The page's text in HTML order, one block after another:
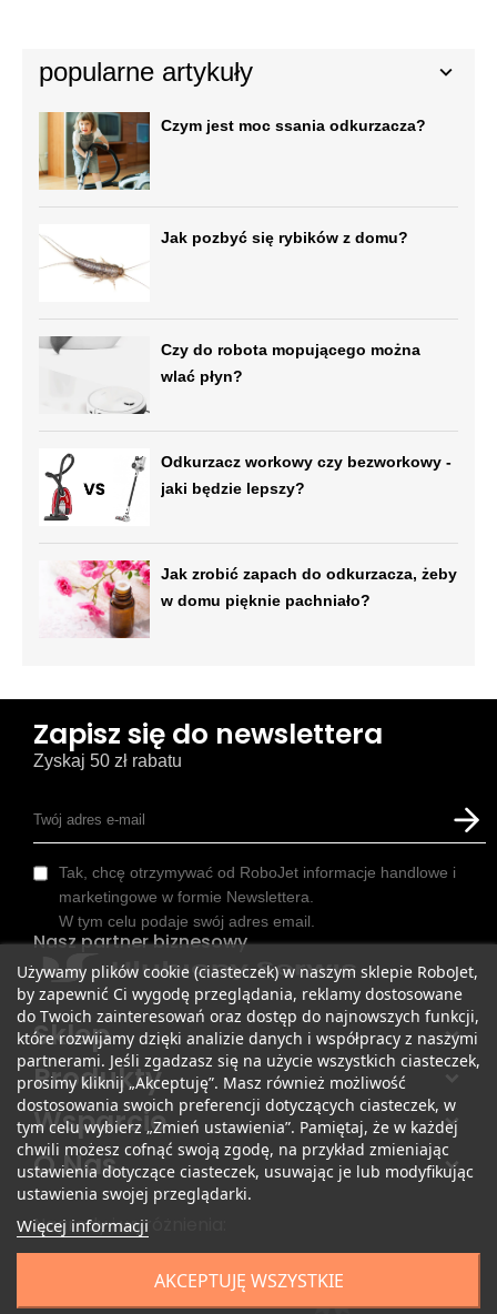
popularne artykuły
Czym jest moc ssania odkurzacza?
Jak pozbyć się rybików z domu?
Czy do robota mopującego można
wlać płyn?
Odkurzacz workowy czy bezworkowy -
jaki będzie lepszy?
Jak zrobić zapach do odkurzacza, żeby
w domu pięknie pachniało?
Sklep
Produkty
Wsparcie
O Nas
Używamy plików cookie (ciasteczek) w naszym sklepie RoboJet,
by zapewnić Ci wygodę przeglądania, reklamy dostosowane
do Twoich zainteresowań oraz dostęp do najnowszych funkcji,
które rozwijamy dzięki analizie danych i współpracy z naszymi
partnerami. Jeśli zgadzasz się na użycie wszystkich ciasteczek,
prosimy kliknij „Akceptuję”. Masz również możliwość
dostosowania swoich preferencji dotyczących ciasteczek, w
tym celu wybierz „Zmień ustawienia”. Pamiętaj, że w każdej
chwili możesz cofnąć swoją zgodę, na przykład zmieniając
ustawienia dotyczące ciasteczek, usuwając je lub modyfikując
ustawienia swojej przeglądarki.
Więcej informacji
AKCEPTUJĘ WSZYSTKIE
Zapisz się do newslettera
Zyskaj 50 zł rabatu
Tak, chcę otrzymywać od RoboJet informacje handlowe i
marketingowe w formie Newslettera.
W tym celu podaje swój adres email.
Nasz partner biznesowy
Nagrody i wyróżnienia: